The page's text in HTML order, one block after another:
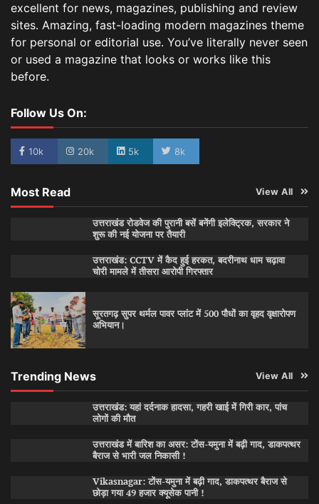
excellent for news, magazines, publishing and review
sites. Amazing, fast-loading modern magazines theme
for personal or editorial use. You’ve literally never seen
or used a magazine that looks or works like this
before.
Follow Us On:
10k 20k 5k 8k
Most Read View All
उत्तराखंड रोडवेज की पुरानी बसें बनेंगी इलेक्ट्रिक, सरकार ने
शुरू की नई योजना पर तैयारी
उत्तराखंड: CCTV में कैद हुई हरकत, बदरीनाथ धाम चढ़ावा
चोरी मामले में तीसरा आरोपी गिरफ्तार
सूरतगढ़ सुपर थर्मल पावर प्लांट में 500 पौधों का वृहद वृक्षारोपण
अभियान।
Trending News View All
उत्तराखंड: यहां दर्दनाक हादसा, गहरी खाई में गिरी कार, पांच
लोगों की मौत
उत्तराखंड में बारिश का असर: टोंस-यमुना में बढ़ी गाद, डाकपत्थर
बैराज से भारी जल निकासी !
Vikasnagar: टोंस-यमुना में बढ़ी गाद, डाकपत्थर बैराज से
छोड़ा गया 49 हजार क्यूसेक पानी !